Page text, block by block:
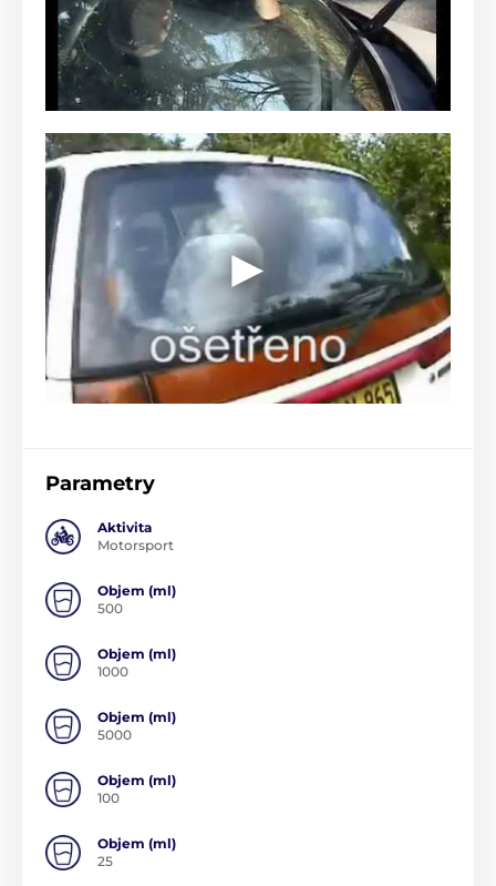
Parametry
Aktivita
Motorsport
Objem (ml)
500
Objem (ml)
1000
Objem (ml)
5000
Objem (ml)
100
Objem (ml)
25